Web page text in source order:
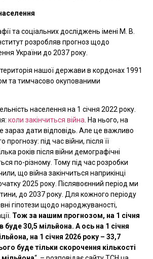
та соціальних досліджень імені М. В.
розробляв прогноз щодо
України до 2037 року.
нашої держави в кордонах 1991
та тимчасово окупованими
населення на 1 січня 2022 року.
коли закінчиться війна. На нього, на
зараз дати відповідь. Але це важливо
під час війни, після її
років після війни демографічні
по-різному. Тому під час розробки
що війна закінчиться наприкінці
2025 року. Післявоєнний період ми
до 2037 року. Для кожного періоду
гіпотези щодо народжуваності,
Тож за нашим прогнозом, на 1 січня
буде 30,5 мільйона. А ось на 1 січня
на 1 січня 2026 року – 33,7
буде тільки скорочення кількості